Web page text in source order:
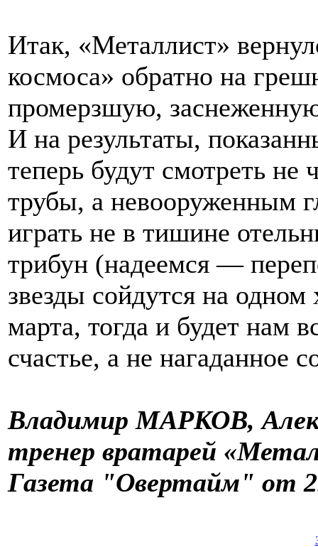
Итак, «Металлист»
космоса» обратно на
промерзшую,
И на результаты,
теперь будут смотреть не
трубы, а невооруженным
играть не в тишине
трибун (надеемся —
звезды сойдутся на одном
марта, тогда и будет нам
счастье, а не нагаданное
Владимир МАРКОВ,
тренер вратарей
Газета "Овертайм" от